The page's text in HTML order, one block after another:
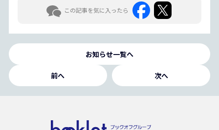
この記事を気に入ったら
お知らせ一覧へ
前へ 次へ